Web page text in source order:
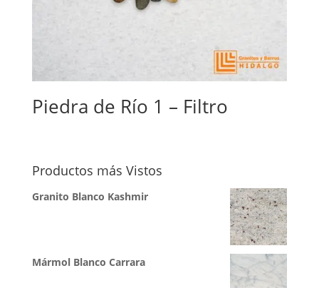
Piedra de Río 1 – Filtro
Productos más Vistos
Granito Blanco Kashmir
Mármol Blanco Carrara